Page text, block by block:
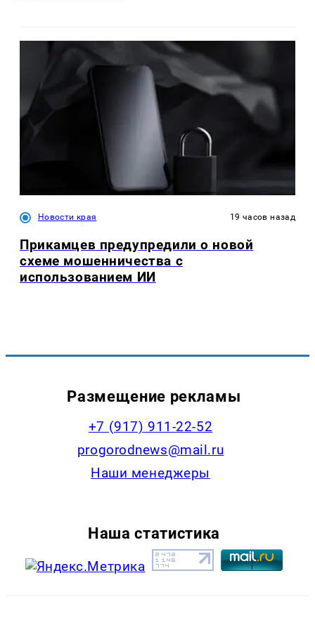
Новости края 19 часов назад
Прикамцев предупредили о новой
схеме мошенничества с
использованием ИИ
Размещение рекламы
+7 (917) 911-22-52
progorodnews@mail.ru
Наши менеджеры
Наша статистика